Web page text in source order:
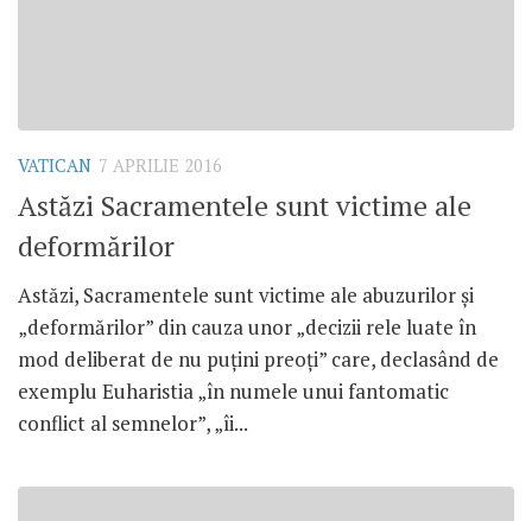
VATICAN 7 APRILIE 2016
Astăzi Sacramentele sunt victime ale
deformărilor
Astăzi, Sacramentele sunt victime ale abuzurilor și
„deformărilor” din cauza unor „decizii rele luate în
mod deliberat de nu puțini preoți” care, declasând de
exemplu Euharistia „în numele unui fantomatic
conflict al semnelor”, „îi...